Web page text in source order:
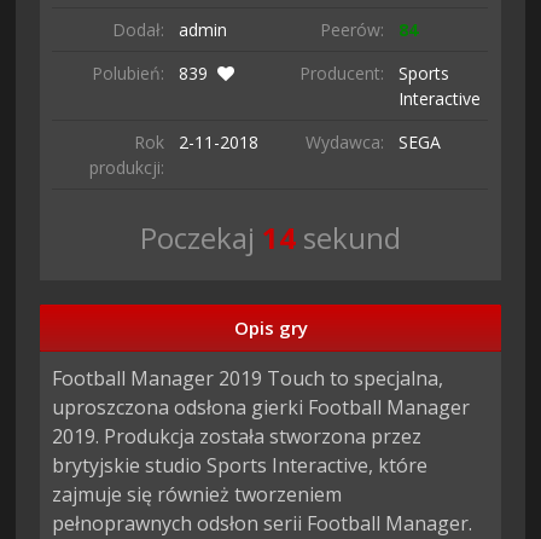
Dodał:
admin Peerów:
84
Polubień:
839 Producent:
Sports
Interactive
Rok
produkcji:
2-11-2018 Wydawca: SEGA
Poczekaj 13 sekund
Opis gry
Football Manager 2019 Touch to specjalna,
uproszczona odsłona gierki Football Manager
2019. Produkcja została stworzona przez
brytyjskie studio Sports Interactive, które
zajmuje się również tworzeniem
pełnoprawnych odsłon serii Football Manager.